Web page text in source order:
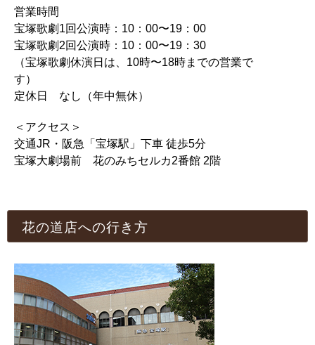
営業時間
宝塚歌劇1回公演時：10：00〜19：00
宝塚歌劇2回公演時：10：00〜19：30
（宝塚歌劇休演日は、10時〜18時までの営業で
す）
定休日 なし（年中無休）
＜アクセス＞
交通JR・阪急「宝塚駅」下車 徒歩5分
宝塚大劇場前 花のみちセルカ2番館 2階
花の道店への行き方